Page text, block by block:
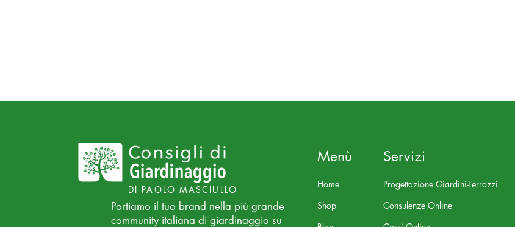
DI PAOLO MASCIULLO
Portiamo il tuo brand nella più grande
community italiana di giardinaggio su
Menù
Home
Shop
Servizi
Progettazione Giardini-Terrazzi
Consulenze Online